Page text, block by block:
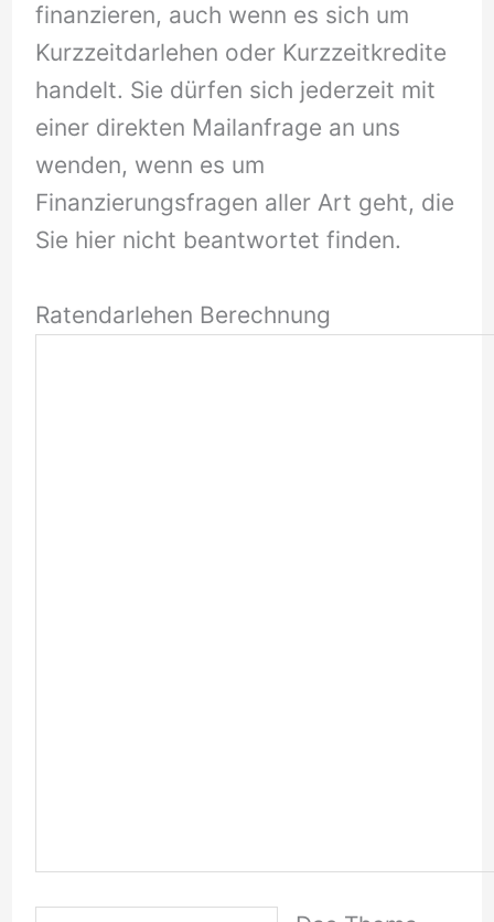
finanzieren, auch wenn es sich um
Kurzzeitdarlehen oder Kurzzeitkredite
handelt. Sie dürfen sich jederzeit mit
einer direkten Mailanfrage an uns
wenden, wenn es um
Finanzierungsfragen aller Art geht, die
Sie hier nicht beantwortet finden.
Ratendarlehen Berechnung